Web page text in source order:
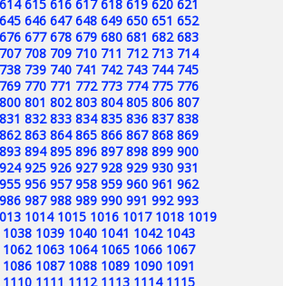
614 615 616 617 618 619 620 621
645 646 647 648 649 650 651 652
676 677 678 679 680 681 682 683
707 708 709 710 711 712 713 714
738 739 740 741 742 743 744 745
769 770 771 772 773 774 775 776
800 801 802 803 804 805 806 807
831 832 833 834 835 836 837 838
862 863 864 865 866 867 868 869
893 894 895 896 897 898 899 900
924 925 926 927 928 929 930 931
955 956 957 958 959 960 961 962
986 987 988 989 990 991 992 993
1014 1015 1016 1017 1018 1019
1038 1039 1040 1041 1042 1043
1062 1063 1064 1065 1066 1067
1086 1087 1088 1089 1090 1091
1110 1111 1112 1113 1114 1115